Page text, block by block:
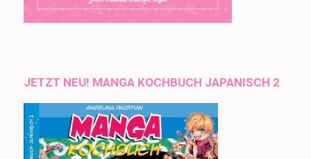
JETZT NEU! MANGA KOCHBUCH JAPANISCH 2